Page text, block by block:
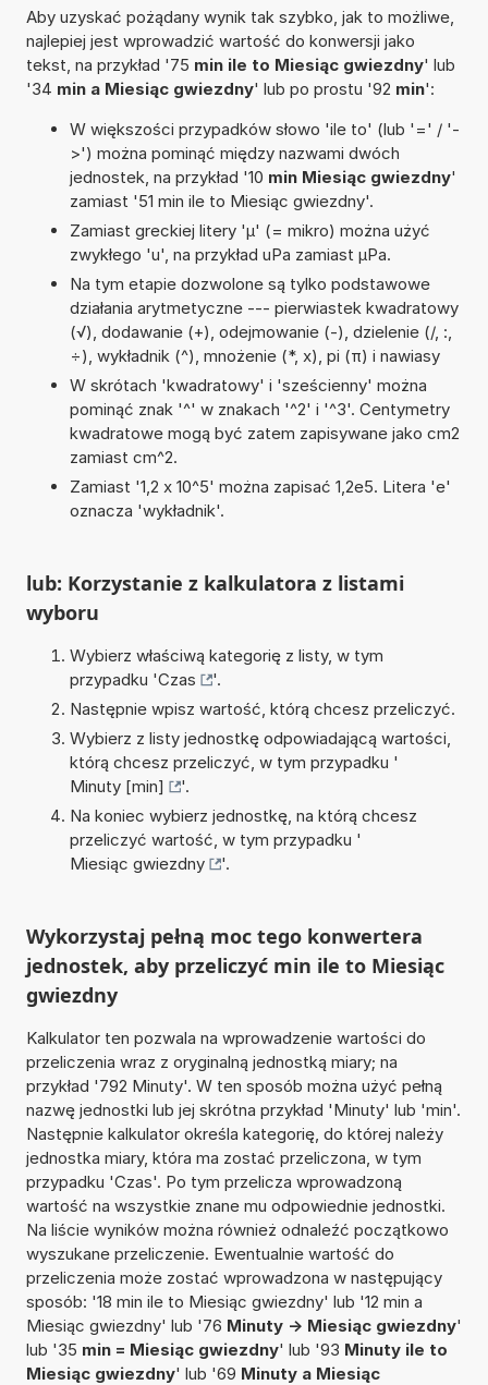
Aby uzyskać pożądany wynik tak szybko, jak to możliwe,
najlepiej jest wprowadzić wartość do konwersji jako
tekst, na przykład '75 min ile to Miesiąc gwiezdny' lub
'34 min a Miesiąc gwiezdny' lub po prostu '92 min':
W większości przypadków słowo 'ile to' (lub '=' / '-
>') można pominąć między nazwami dwóch
jednostek, na przykład '10 min Miesiąc gwiezdny'
zamiast '51 min ile to Miesiąc gwiezdny'.
Zamiast greckiej litery 'µ' (= mikro) można użyć
zwykłego 'u', na przykład uPa zamiast µPa.
Na tym etapie dozwolone są tylko podstawowe
działania arytmetyczne --- pierwiastek kwadratowy
(√), dodawanie (+), odejmowanie (-), dzielenie (/, :,
÷), wykładnik (^), mnożenie (*, x), pi (π) i nawiasy
W skrótach 'kwadratowy' i 'sześcienny' można
pominąć znak '^' w znakach '^2' i '^3'. Centymetry
kwadratowe mogą być zatem zapisywane jako cm2
zamiast cm^2.
Zamiast '1,2 x 10^5' można zapisać 1,2e5. Litera 'e'
oznacza 'wykładnik'.
lub: Korzystanie z kalkulatora z listami
wyboru
Wybierz właściwą kategorię z listy, w tym
przypadku 'Czas
'.
Następnie wpisz wartość, którą chcesz przeliczyć.
Wybierz z listy jednostkę odpowiadającą wartości,
którą chcesz przeliczyć, w tym przypadku '
Minuty [min]
'.
Na koniec wybierz jednostkę, na którą chcesz
przeliczyć wartość, w tym przypadku '
Miesiąc gwiezdny
'.
Wykorzystaj pełną moc tego konwertera
jednostek, aby przeliczyć min ile to Miesiąc
gwiezdny
Kalkulator ten pozwala na wprowadzenie wartości do
przeliczenia wraz z oryginalną jednostką miary; na
przykład '792 Minuty'. W ten sposób można użyć pełną
nazwę jednostki lub jej skrótna przykład 'Minuty' lub 'min'.
Następnie kalkulator określa kategorię, do której należy
jednostka miary, która ma zostać przeliczona, w tym
przypadku 'Czas'. Po tym przelicza wprowadzoną
wartość na wszystkie znane mu odpowiednie jednostki.
Na liście wyników można również odnaleźć początkowo
wyszukane przeliczenie. Ewentualnie wartość do
przeliczenia może zostać wprowadzona w następujący
sposób: '18 min ile to Miesiąc gwiezdny' lub '12 min a
Miesiąc gwiezdny' lub '76 Minuty -> Miesiąc gwiezdny'
lub '35 min = Miesiąc gwiezdny' lub '93 Minuty ile to
Miesiąc gwiezdny' lub '69 Minuty a Miesiąc